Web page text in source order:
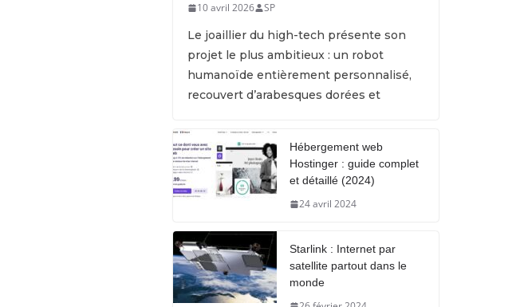
10 avril 2026 SP
Le joaillier du high-tech présente son
projet le plus ambitieux : un robot
humanoïde entièrement personnalisé,
recouvert d’arabesques dorées et
Hébergement web
Hostinger : guide complet
et détaillé (2024)
24 avril 2024
Starlink : Internet par
satellite partout dans le
monde